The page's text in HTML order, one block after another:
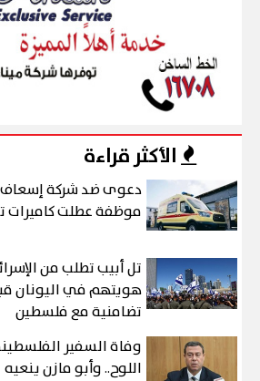
الأكثر قراءة
دعوى ضد شركة إسعاف
موظفة عطلت كاميرات
تل أبيب تطلب من
هويتهم في اليونان
تضامنية مع فلسطين
وفاة السفير
اللوح.. وأبو مازن ينعيه